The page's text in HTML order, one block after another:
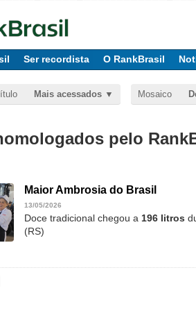
Ser recordista O RankBrasil
Mais acessados Mosaico
pelo
Maior Ambrosia do Brasil
13/05/2026
Doce tradicional chegou a 196 litros
(RS)